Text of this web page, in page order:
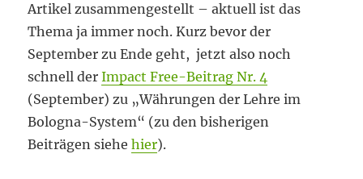
Artikel zusammengestellt – aktuell ist das
Thema ja immer noch. Kurz bevor der
September zu Ende geht, jetzt also noch
schnell derImpact Free-Beitrag Nr. 4
(September) zu „Währungen der Lehre im
Bologna-System“ (zu den bisherigen
Beiträgen siehehier).